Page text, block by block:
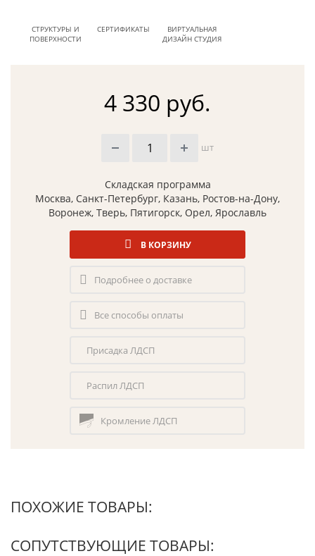
СТРУКТУРЫ И
ПОВЕРХНОСТИ
СЕРТИФИКАТЫ
ВИРТУАЛЬНАЯ
ДИЗАЙН СТУДИЯ
4 330 руб.
шт
Складская программа
Москва, Санкт-Петербург, Казань, Ростов-на-Дону,
Воронеж, Тверь, Пятигорск, Орел, Ярославль
В КОРЗИНУ
Подробнее о доставке
Все способы оплаты
Присадка ЛДСП
Распил ЛДСП
Кромление ЛДСП
ПОХОЖИЕ ТОВАРЫ:
СОПУТСТВУЮЩИЕ ТОВАРЫ: